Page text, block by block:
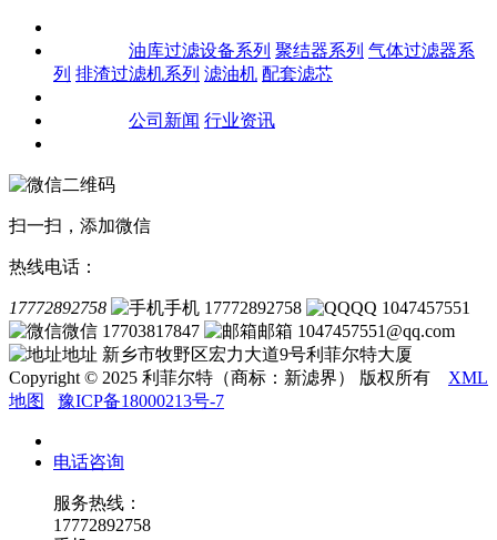
油库过滤设备系列 聚结器系列 气体过滤器系
列 排渣过滤机系列 滤油机 配套滤芯
公司新闻 行业资讯
扫一扫，添加微信
热线电话：
17772892758 手机 17772892758
QQ 1047457551
微信 17703817847
邮箱 1047457551@qq.com
地址 新乡市牧野区宏力大道9号利菲尔特大厦
Copyright © 2025 利菲尔特（商标：新滤界） 版权所有 XML
地图
豫ICP备18000213号-7
电话咨询
服务热线：
17772892758